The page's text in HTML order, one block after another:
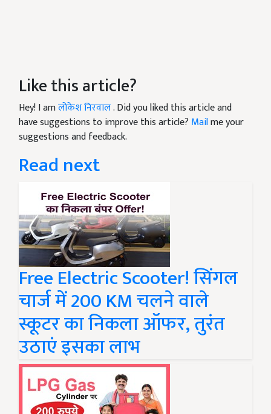
Like this article?
Hey! I amलोकेश निरवाल. Did you liked this article and
have suggestions to improve this article? Mailme your
suggestions and feedback.
Read next
Free Electric Scooter! सिंगल
चार्ज में 200 KM चलने वाले
स्कूटर का निकला ऑफर, तुरंत
उठाएं इसका लाभ